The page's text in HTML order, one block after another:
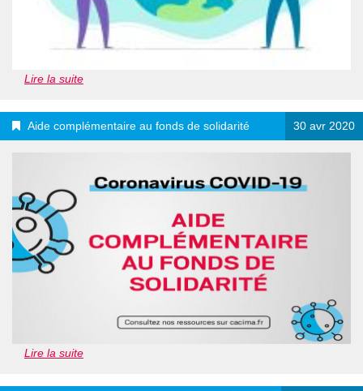
Lire la suite
Aide complémentaire au fonds de solidarité 30 avr 2020
Lire la suite